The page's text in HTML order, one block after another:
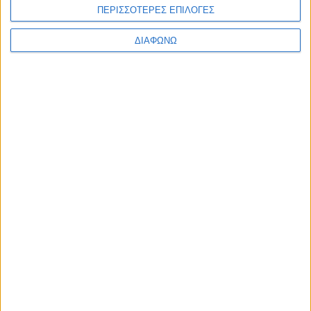
ΠΕΡΙΣΣΟΤΕΡΕΣ ΕΠΙΛΟΓΕΣ
ΔΙΑΦΩΝΩ